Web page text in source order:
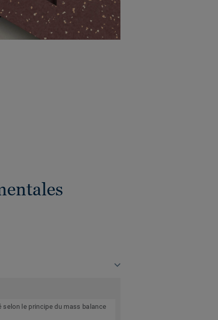
selon le principe du mass balance